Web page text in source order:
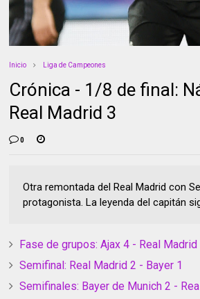
Inicio Liga de Campeones
Crónica - 1/8 de final:
Real Madrid 3
0
Otra remontada del Real Madrid con
protagonista. La leyenda del capitán
Fase de grupos: Ajax 4 - Real Madrid
Semifinal: Real Madrid 2 - Bayer 1
Semifinales: Bayer de Munich 2 -